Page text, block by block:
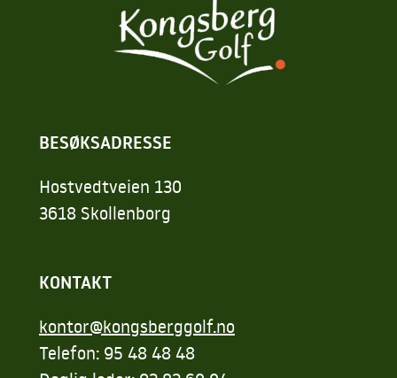
BESØKSADRESSE
Hostvedtveien 130
3618 Skollenborg
KONTAKT
kontor@kongsberggolf.no
Telefon: 95 48 48 48